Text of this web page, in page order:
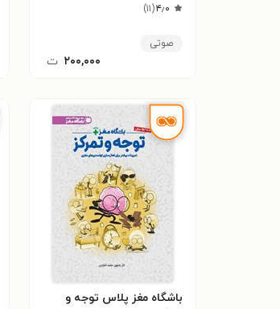
۴٫۰(۱۱)
صوتی
۲۰۰,۰۰۰ ت
باشگاه مغز پلاس توجه و